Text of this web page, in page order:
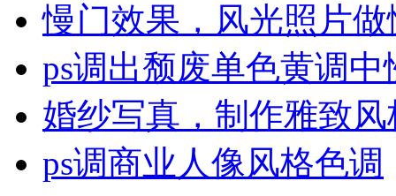
慢门效果，风光照片
ps调出颓废单色黄调中
婚纱写真，制作雅致
ps调商业人像风格色调